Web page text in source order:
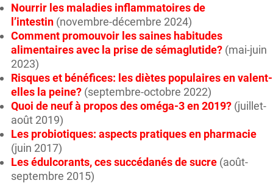
Nourrir les maladies inflammatoires de
l’intestin (novembre-décembre 2024)
Comment promouvoir les saines habitudes
alimentaires avec la prise de sémaglutide? (mai-juin
2023)
Risques et bénéfices: les diètes populaires en valent-
elles la peine? (septembre-octobre 2022)
Quoi de neuf à propos des oméga-3 en 2019? (juillet-
août 2019)
Les probiotiques: aspects pratiques en pharmacie
(juin 2017)
Les édulcorants, ces succédanés de sucre (août-
septembre 2015)